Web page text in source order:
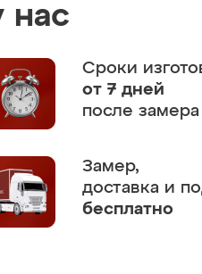
нас
Сроки
от 7 дней
после замера
Замер,
доставка и
бесплатно